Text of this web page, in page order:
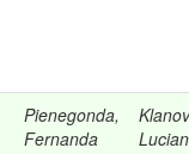
Pienegonda,
Fernanda